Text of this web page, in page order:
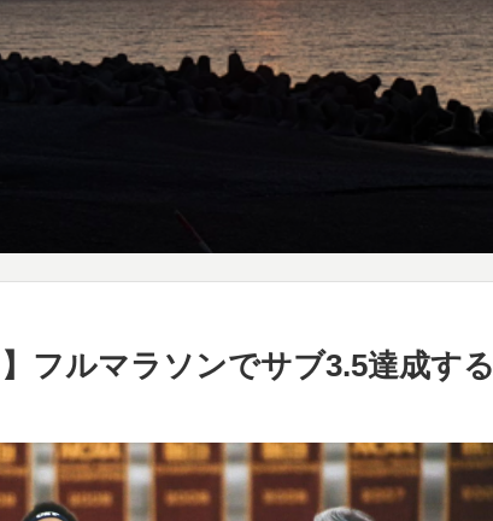
フルマラソンでサブ3.5達成する